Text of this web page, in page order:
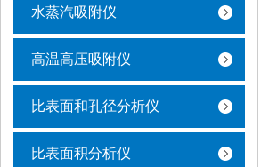
水蒸汽吸附仪
高温高压吸附仪
比表面和孔径分析仪
比表面积分析仪